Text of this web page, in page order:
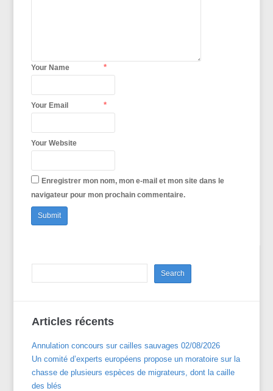
Your Name *
Your Email *
Your Website
Enregistrer mon nom, mon e-mail et mon site dans le
navigateur pour mon prochain commentaire.
Articles récents
Annulation concours sur cailles sauvages 02/08/2026
Un comité d’experts européens propose un moratoire sur la
chasse de plusieurs espèces de migrateurs, dont la caille
des blés